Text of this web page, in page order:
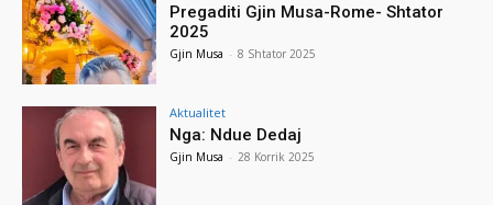
Pregaditi Gjin Musa-Rome- Shtator
2025
Gjin Musa - 8 Shtator 2025
Aktualitet
Nga: Ndue Dedaj
Gjin Musa - 28 Korrik 2025